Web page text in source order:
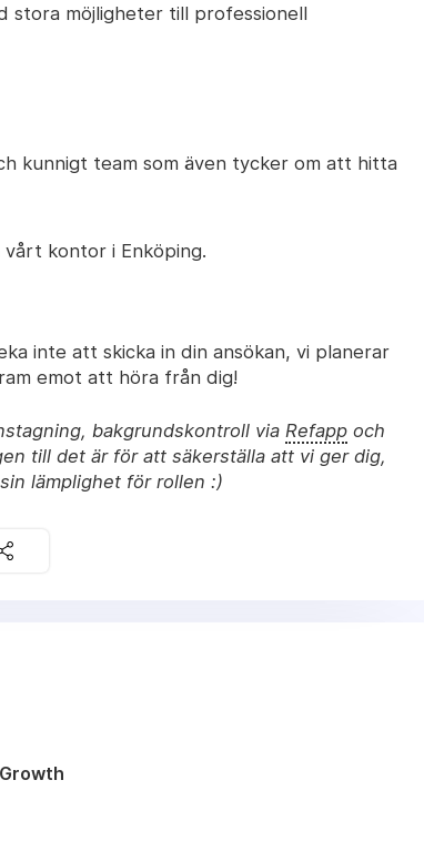
stora möjligheter till professionell
kunnigt team som även tycker om att hitta
kontor i Enköping.
inte att skicka in din ansökan, vi planerar
emot att höra från dig!
bakgrundskontroll via Refapp och
till det är för att säkerställa att vi ger dig,
lämplighet för rollen :)